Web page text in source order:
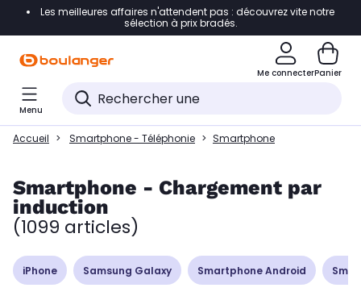
Accéder directement à la navigation
Accéder directement à la liste des produits
Accéder directement au contenu
Accéder directement au pied de page
Accéder directement au chatbot
Les meilleures affaires n'attendent pas : découvrez vite notre
sélection à prix bradés.
Me connecterPanier
Menu
Accueil Smartphone - Téléphonie Smartphone
Smartphone - Chargement par
induction
(1099 articles)
iPhone Samsung Galaxy Smartphone Android